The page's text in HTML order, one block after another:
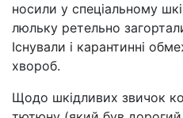
носили у спеціальному
люльку ретельно
Існували і карантинні
хвороб.
Щодо шкідливих звичок